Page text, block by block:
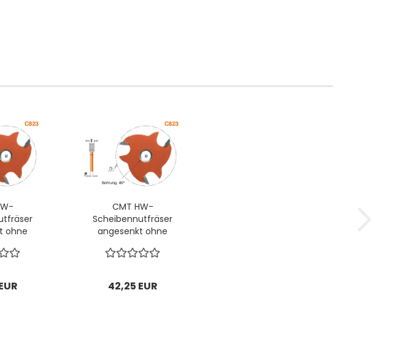
ohne
;
= 1
CMT HW-
Scheibennutfräser
angesenkt ohne
Anlaufring ;
rechts; 1 VPE = 1
Stck...
42,25 EUR